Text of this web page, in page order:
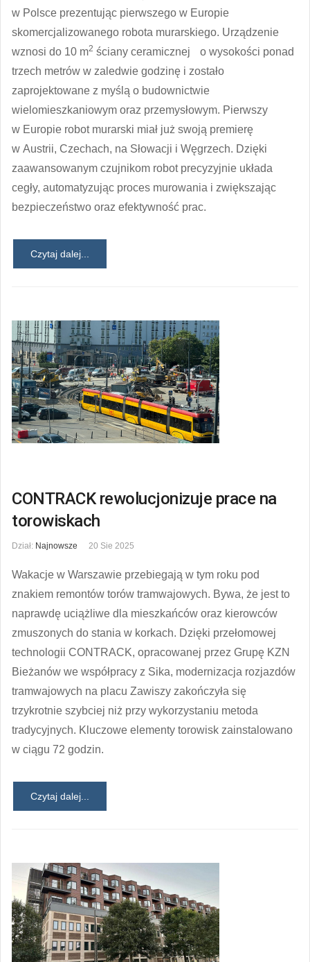
w Polsce prezentując pierwszego w Europie
skomercjalizowanego robota murarskiego. Urządzenie
wznosi do 10 m2 ściany ceramicznej o wysokości ponad
trzech metrów w zaledwie godzinę i zostało
zaprojektowane z myślą o budownictwie
wielomieszkaniowym oraz przemysłowym. Pierwszy
w Europie robot murarski miał już swoją premierę
w Austrii, Czechach, na Słowacji i Węgrzech. Dzięki
zaawansowanym czujnikom robot precyzyjnie układa
cegły, automatyzując proces murowania i zwiększając
bezpieczeństwo oraz efektywność prac.
Czytaj dalej...
CONTRACK rewolucjonizuje prace na
torowiskach
Dział: Najnowsze 20 Sie 2025
Wakacje w Warszawie przebiegają w tym roku pod
znakiem remontów torów tramwajowych. Bywa, że jest to
naprawdę uciążliwe dla mieszkańców oraz kierowców
zmuszonych do stania w korkach. Dzięki przełomowej
technologii CONTRACK, opracowanej przez Grupę KZN
Bieżanów we współpracy z Sika, modernizacja rozjazdów
tramwajowych na placu Zawiszy zakończyła się
trzykrotnie szybciej niż przy wykorzystaniu metoda
tradycyjnych. Kluczowe elementy torowisk zainstalowano
w ciągu 72 godzin.
Czytaj dalej...